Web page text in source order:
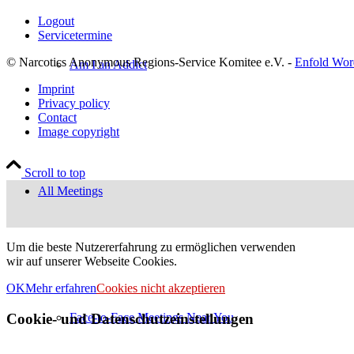
Am I an Addict
All Meetings
Face-to-Face Meetings Near You
Logout
Servicetermine
© Narcotics Anonymous Regions-Service Komitee e.V. - Enfold
Imprint
Privacy policy
Contact
Image copyright
Scroll to top
Um die beste Nutzererfahrung zu ermöglichen verwenden
wir auf unserer Webseite Cookies.
OKMehr erfahrenCookies nicht akzeptieren
Cookie- und Datenschutzeinstellungen